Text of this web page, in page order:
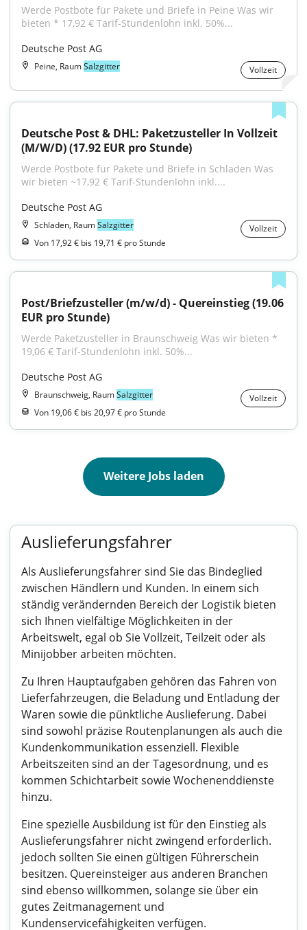
Werde Postbote für Pakete und Briefe in Peine Was wir
bieten * 17,92 € Tarif-Stundenlohn inkl. 50%...
Deutsche Post AG
Peine, RaumSalzgitter Vollzeit
Deutsche Post & DHL: Paketzusteller In Vollzeit
(M/W/D) (17.92 EUR pro Stunde)
Werde Postbote für Pakete und Briefe in Schladen Was
wir bieten ~17,92 € Tarif-Stundenlohn inkl....
Deutsche Post AG
Schladen, RaumSalzgitter
Vollzeit
Von 17,92 € bis 19,71 € pro Stunde
Post/Briefzusteller (m/w/d) - Quereinstieg (19.06
EUR pro Stunde)
Werde Paketzusteller in Braunschweig Was wir bieten *
19,06 € Tarif-Stundenlohn inkl. 50%...
Deutsche Post AG
Braunschweig, RaumSalzgitter
Vollzeit
Von 19,06 € bis 20,97 € pro Stunde
Weitere Jobs laden
Auslieferungsfahrer
Als Auslieferungsfahrer sind Sie das Bindeglied
zwischen Händlern und Kunden. In einem sich
ständig verändernden Bereich der Logistik bieten
sich Ihnen vielfältige Möglichkeiten in der
Arbeitswelt, egal ob Sie Vollzeit, Teilzeit oder als
Minijobber arbeiten möchten.
Zu Ihren Hauptaufgaben gehören das Fahren von
Lieferfahrzeugen, die Beladung und Entladung der
Waren sowie die pünktliche Auslieferung. Dabei
sind sowohl präzise Routenplanungen als auch die
Kundenkommunikation essenziell. Flexible
Arbeitszeiten sind an der Tagesordnung, und es
kommen Schichtarbeit sowie Wochenenddienste
hinzu.
Eine spezielle Ausbildung ist für den Einstieg als
Auslieferungsfahrer nicht zwingend erforderlich.
jedoch sollten Sie einen gültigen Führerschein
besitzen. Quereinsteiger aus anderen Branchen
sind ebenso willkommen, solange sie über ein
gutes Zeitmanagement und
Kundenservicefähigkeiten verfügen.